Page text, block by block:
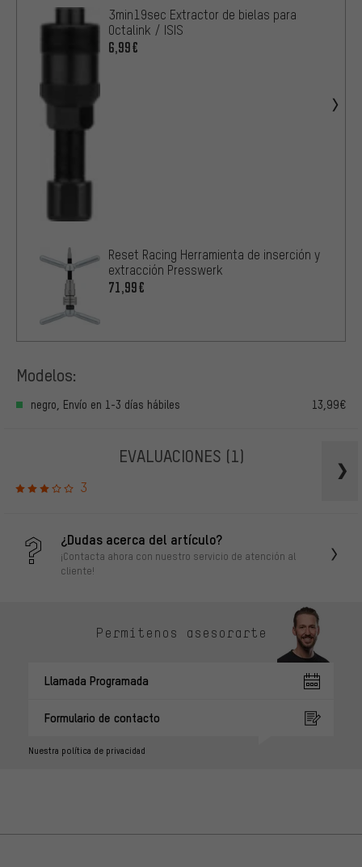
3min19sec Extractor de bielas para
Octalink / ISIS
6,99€
Reset Racing Herramienta de inserción y
extracción Presswerk
71,99€
Modelos:
negro, Envío en 1-3 días hábiles 13,99€
EVALUACIONES (1)
3
¿Dudas acerca del artículo?
¡Contacta ahora con nuestro servicio de atención al
cliente!
Permítenos asesorarte
Llamada Programada
Formulario de contacto
Nuestra política de privacidad